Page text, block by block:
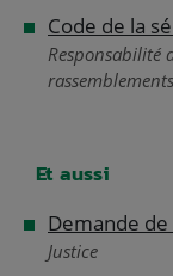
Code de la
Responsabilité
rassemblements
Et aussi
Demande
Justice